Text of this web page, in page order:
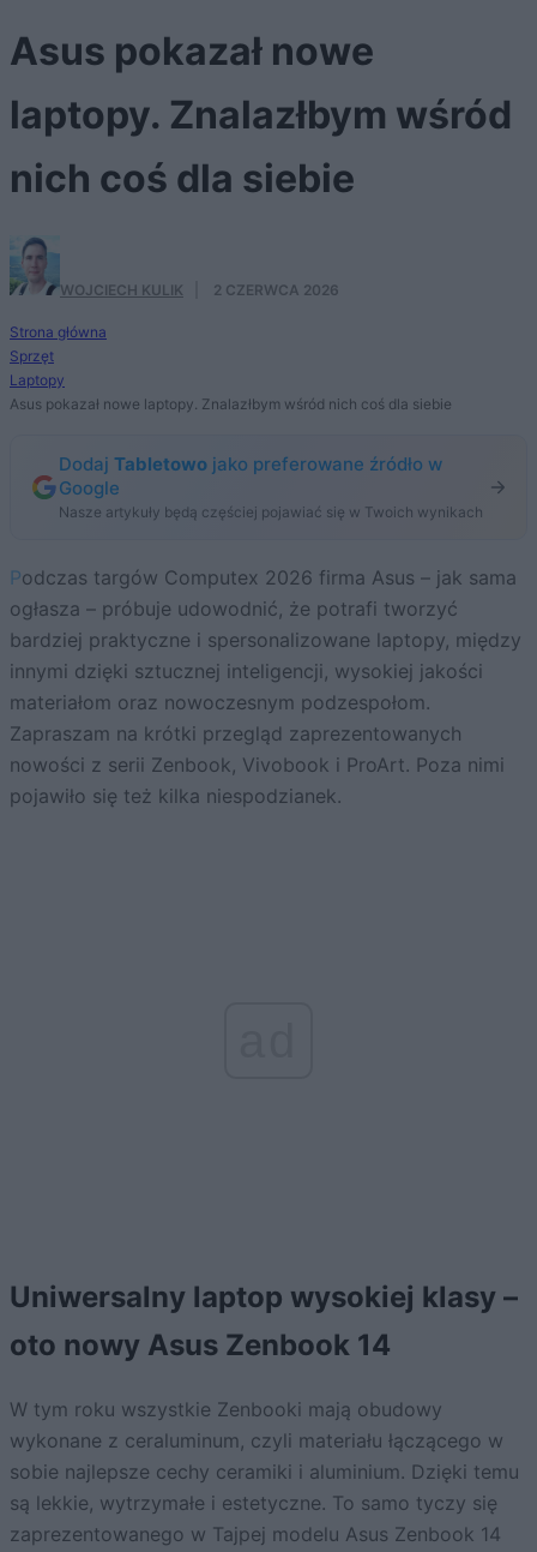
Asus pokazał nowe
laptopy. Znalazłbym wśród
nich coś dla siebie
WOJCIECH KULIK 2 CZERWCA 2026
Strona główna
Sprzęt
Laptopy
Asus pokazał nowe laptopy. Znalazłbym wśród nich coś dla siebie
Dodaj Tabletowo jako preferowane źródło w
Google
Nasze artykuły będą częściej pojawiać się w Twoich wynikach
Podczas targów Computex 2026 firma Asus – jak sama
ogłasza – próbuje udowodnić, że potrafi tworzyć
bardziej praktyczne i spersonalizowane laptopy, między
innymi dzięki sztucznej inteligencji, wysokiej jakości
materiałom oraz nowoczesnym podzespołom.
Zapraszam na krótki przegląd zaprezentowanych
nowości z serii Zenbook, Vivobook i ProArt. Poza nimi
pojawiło się też kilka niespodzianek.
Uniwersalny laptop wysokiej klasy –
oto nowy Asus Zenbook 14
W tym roku wszystkie Zenbooki mają obudowy
wykonane z ceraluminum, czyli materiału łączącego w
sobie najlepsze cechy ceramiki i aluminium. Dzięki temu
są lekkie, wytrzymałe i estetyczne. To samo tyczy się
zaprezentowanego w Tajpej modelu Asus Zenbook 14